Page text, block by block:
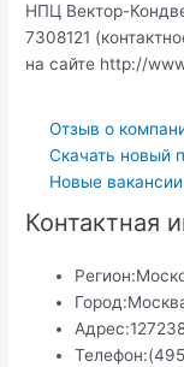
НПЦ Вектор-
7308121
на сайте http://
Отзыв о
Скачать новый
Новые
Контактная
Регион:
Город:
Адрес:
Телефон: